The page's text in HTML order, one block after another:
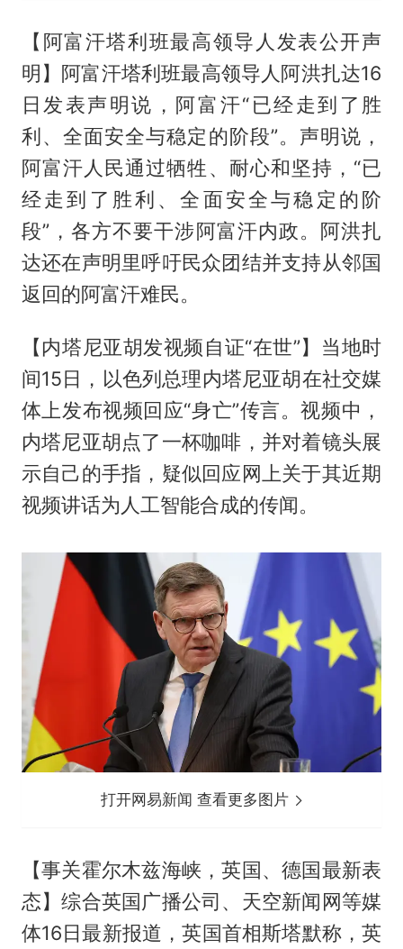
【阿富汗塔利班最高领导人发表公开声
明】阿富汗塔利班最高领导人阿洪扎达16
日发表声明说，阿富汗“已经走到了胜
利、全面安全与稳定的阶段”。声明说，
阿富汗人民通过牺牲、耐心和坚持，“已
经走到了胜利、全面安全与稳定的阶
段”，各方不要干涉阿富汗内政。阿洪扎
达还在声明里呼吁民众团结并支持从邻国
返回的阿富汗难民。
【内塔尼亚胡发视频自证“在世”】当地时
间15日，以色列总理内塔尼亚胡在社交媒
体上发布视频回应“身亡”传言。视频中，
内塔尼亚胡点了一杯咖啡，并对着镜头展
示自己的手指，疑似回应网上关于其近期
视频讲话为人工智能合成的传闻。
打开网易新闻 查看更多图片
【事关霍尔木兹海峡，英国、德国最新表
态】综合英国广播公司、天空新闻网等媒
体16日最新报道，英国首相斯塔默称，英